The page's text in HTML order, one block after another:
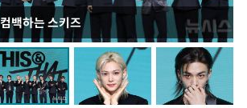
컴백하는 스키즈
이번주 국회에는 무슨 일이? [뉴시스국회토pic]